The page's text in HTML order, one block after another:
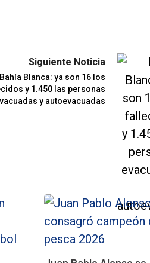
Siguiente Noticia
Bahía Blanca: ya son 16 los
y 1.450 las personas
y autoevacuadas